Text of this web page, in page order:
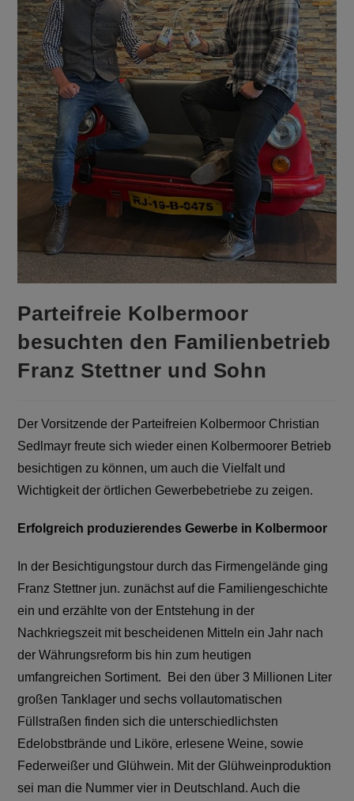
Parteifreie Kolbermoor
besuchten den Familienbetrieb
Franz Stettner und Sohn
Der Vorsitzende der Parteifreien Kolbermoor Christian
Sedlmayr freute sich wieder einen Kolbermoorer Betrieb
besichtigen zu können, um auch die Vielfalt und
Wichtigkeit der örtlichen Gewerbebetriebe zu zeigen.
Erfolgreich produzierendes Gewerbe in Kolbermoor
In der Besichtigungstour durch das Firmengelände ging
Franz Stettner jun. zunächst auf die Familiengeschichte
ein und erzählte von der Entstehung in der
Nachkriegszeit mit bescheidenen Mitteln ein Jahr nach
der Währungsreform bis hin zum heutigen
umfangreichen Sortiment. Bei den über 3 Millionen Liter
großen Tanklager und sechs vollautomatischen
Füllstraßen finden sich die unterschiedlichsten
Edelobstbrände und Liköre, erlesene Weine, sowie
Federweißer und Glühwein. Mit der Glühweinproduktion
sei man die Nummer vier in Deutschland. Auch die